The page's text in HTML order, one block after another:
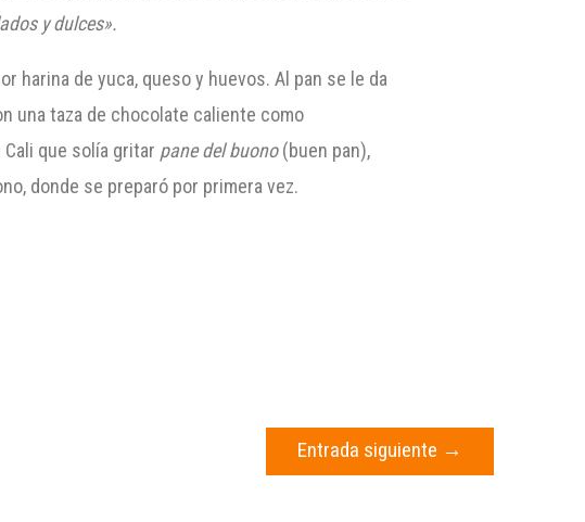
y dulces».
harina de yuca, queso y huevos. Al pan se le da
una taza de chocolate caliente como
que solía gritar pane del buono(buen pan),
donde se preparó por primera vez.
Entrada siguiente →